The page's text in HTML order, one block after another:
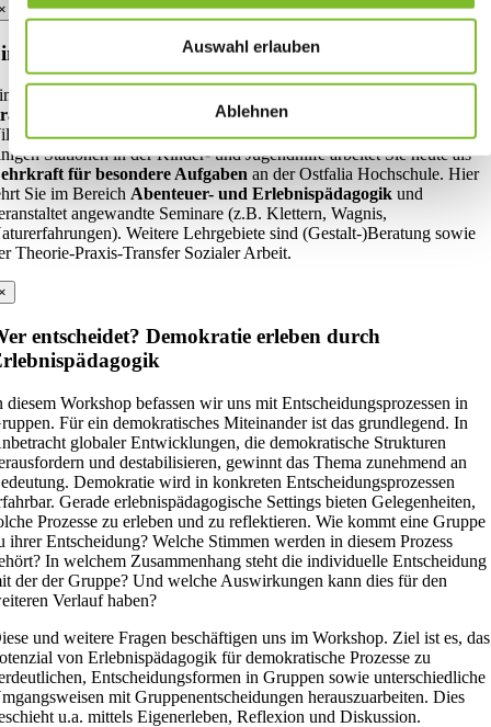
Auswahl erlauben
Ablehnen
Prager, M.A.
ist Sozialarbeiterin mit einem
Abenteuer- und Erlebnispädagogik
Schwenningen, Marburg, Oslo und Ambleside, studiert. Nach
Stationen in der Kinder- und Jugendhilfe arbeitet Sie heute als
für besondere Aufgaben an der Ostfalia Hochschule. Hier
Sie im Bereich Abenteuer- und Erlebnispädagogik und
angewandte Seminare (z.B. Klettern, Wagnis,
Weitere Lehrgebiete sind (Gestalt-)Beratung sowie
Theorie-Praxis-Transfer Sozialer Arbeit.
entscheidet? Demokratie erleben durch
diesem Workshop befassen wir uns mit Entscheidungsprozessen in
Für ein demokratisches Miteinander ist das grundlegend. In
globaler Entwicklungen, die demokratische Strukturen
und destabilisieren, gewinnt das Thema zunehmend an
Demokratie wird in konkreten Entscheidungsprozessen
Gerade erlebnispädagogische Settings bieten Gelegenheiten,
Prozesse zu erleben und zu reflektieren. Wie kommt eine Gruppe
ihrer Entscheidung? Welche Stimmen werden in diesem Prozess
In welchem Zusammenhang steht die individuelle Entscheidung
der der Gruppe? Und welche Auswirkungen kann dies für den
Verlauf haben?
und weitere Fragen beschäftigen uns im Workshop. Ziel ist es, das
von Erlebnispädagogik für demokratische Prozesse zu
Entscheidungsformen in Gruppen sowie unterschiedliche
mit Gruppenentscheidungen herauszuarbeiten. Dies
u.a. mittels Eigenerleben, Reflexion und Diskussion.